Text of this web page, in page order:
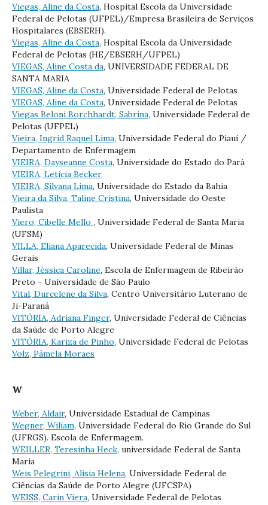
Viegas, Aline da Costa, Hospital Escola da Universidade
Federal de Pelotas (UFPEL)/Empresa Brasileira de Serviços
Hospitalares (EBSERH).
Viegas, Aline da Costa, Hospital Escola da Universidade
Federal de Pelotas (HE/EBSERH/UFPEL)
VIEGAS, Aline Costa da, UNIVERSIDADE FEDERAL DE
SANTA MARIA
VIEGAS, Aline da Costa, Universidade Federal de Pelotas
VIEGAS, Aline da Costa, Universidade Federal de Pelotas
Viegas Beloni Borchhardt, Sabrina, Universidade Federal de
Pelotas (UFPEL)
Vieira, Ingrid Raquel Lima, Universidade Federal do Piauí /
Departamento de Enfermagem
VIEIRA, Dayseanne Costa, Universidade do Estado do Pará
VIEIRA, Letícia Becker
VIEIRA, Silvana Lima, Universidade do Estado da Bahia
Vieira da Silva, Taline Cristina, Universidade do Oeste
Paulista
Viero, Cibelle Mello , Universidade Federal de Santa Maria
(UFSM)
VILLA, Eliana Aparecida, Universidade Federal de Minas
Gerais
Villar, Jéssica Caroline, Escola de Enfermagem de Ribeirão
Preto - Universidade de São Paulo
Vital, Durcelene da Silva, Centro Universitário Luterano de
Ji-Paraná
VITÓRIA, Adriana Finger, Universidade Federal de Ciências
da Saúde de Porto Alegre
VITÓRIA, Kariza de Pinho, Universidade Federal de Pelotas
Volz, Pâmela Moraes
W
Weber, Aldair, Universidade Estadual de Campinas
Wegner, Wiliam, Universidade Federal do Rio Grande do Sul
(UFRGS). Escola de Enfermagem.
WEILLER, Teresinha Heck, universidade Federal de Santa
Maria
Weis Pelegrini, Alisia Helena, Universidade Federal de
Ciências da Saúde de Porto Alegre (UFCSPA)
WEISS, Carin Viera, Universidade Federal de Pelotas